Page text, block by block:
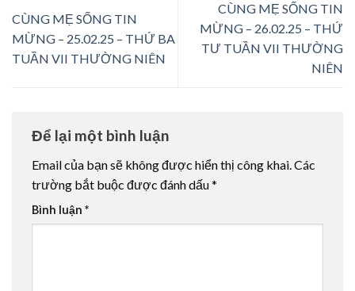
CÙNG MẸ SỐNG TIN
MỪNG – 25.02.25 – THỨ BA
TUẦN VII THƯỜNG NIÊN
CÙNG MẸ SỐNG TIN
MỪNG – 26.02.25 – THỨ
TƯ TUẦN VII THƯỜNG
NIÊN
Để lại một bình luận
Email của bạn sẽ không được hiển thị công khai.Các
trường bắt buộc được đánh dấu*
Bình luận *